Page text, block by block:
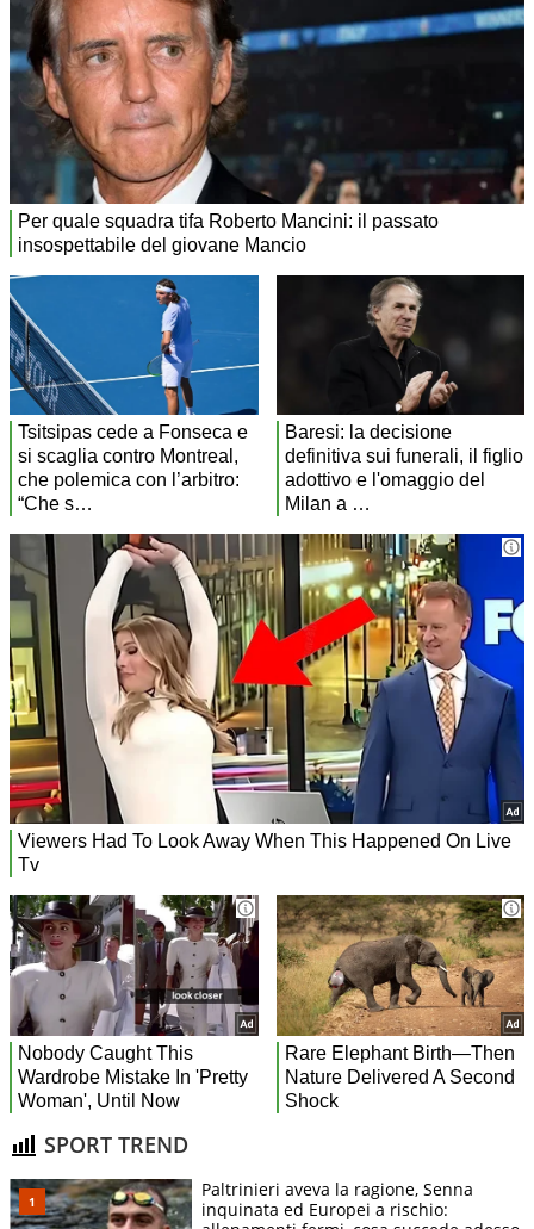
SPORT TREND
Paltrinieri aveva la ragione, Senna
inquinata ed Europei a rischio: